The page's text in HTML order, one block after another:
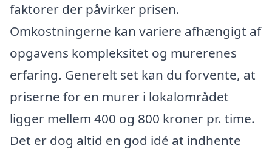
faktorer der påvirker prisen.
Omkostningerne kan variere afhængigt af
opgavens kompleksitet og murerenes
erfaring. Generelt set kan du forvente, at
priserne for en murer i lokalområdet
ligger mellem 400 og 800 kroner pr. time.
Det er dog altid en god idé at indhente